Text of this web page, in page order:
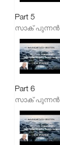
Part 5
സാക് പുന്നൻ
Part 6
സാക് പുന്നൻ